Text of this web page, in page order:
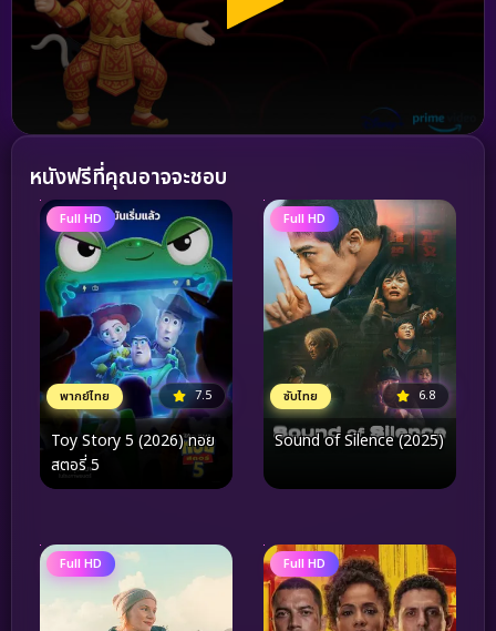
หนังฟรีที่คุณอาจจะชอบ
Full HD
พากย์ไทย 7.5
Toy Story 5 (2026) ทอย
สตอรี่ 5
Full HD
ซับไทย 6.8
Sound of Silence (2025)
Full HD Full HD